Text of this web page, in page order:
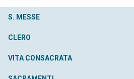
S. MESSE
CLERO
VITA CONSACRATA